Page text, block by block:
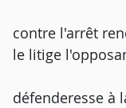
contre l'arrêt
le litige
défenderesse à